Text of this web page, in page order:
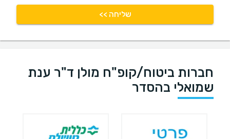
שליחה >>
חברות ביטוח/קופ"ח מולן ד"ר ענת
שמואלי בהסדר